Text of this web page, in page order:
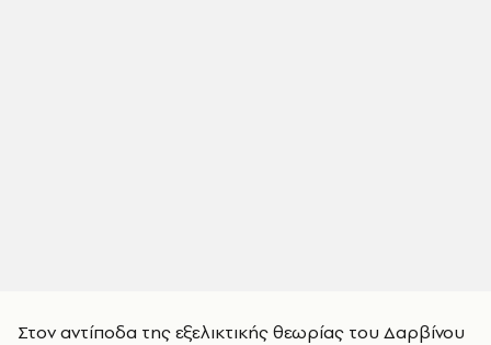
Στον αντίποδα της εξελικτικής θεωρίας του Δαρβίνου